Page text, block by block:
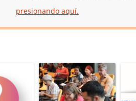
presionando aquí.